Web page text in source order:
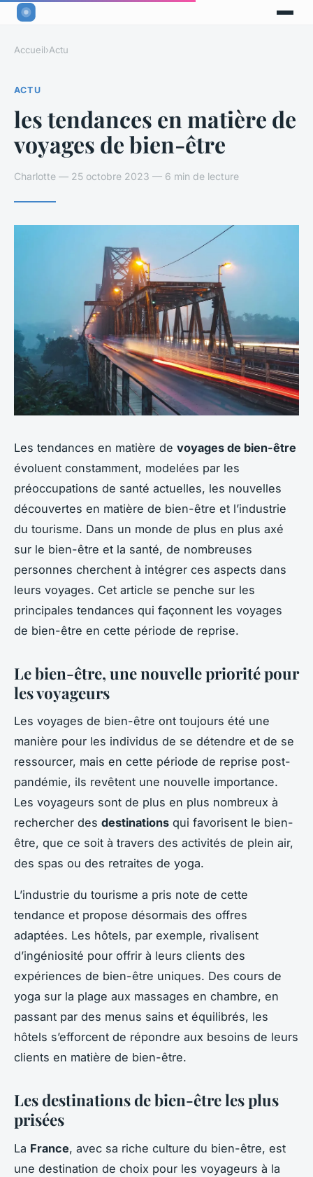
Accueil›Actu
ACTU
les tendances en matière de
voyages de bien-être
Charlotte — 25 octobre 2023 — 6 min de lecture
Les tendances en matière de voyages de bien-être
évoluent constamment, modelées par les
préoccupations de santé actuelles, les nouvelles
découvertes en matière de bien-être et l’industrie
du tourisme. Dans un monde de plus en plus axé
sur le bien-être et la santé, de nombreuses
personnes cherchent à intégrer ces aspects dans
leurs voyages. Cet article se penche sur les
principales tendances qui façonnent les voyages
de bien-être en cette période de reprise.
Le bien-être, une nouvelle priorité pour
les voyageurs
Les voyages de bien-être ont toujours été une
manière pour les individus de se détendre et de se
ressourcer, mais en cette période de reprise post-
pandémie, ils revêtent une nouvelle importance.
Les voyageurs sont de plus en plus nombreux à
rechercher des destinations qui favorisent le bien-
être, que ce soit à travers des activités de plein air,
des spas ou des retraites de yoga.
L’industrie du tourisme a pris note de cette
tendance et propose désormais des offres
adaptées. Les hôtels, par exemple, rivalisent
d’ingéniosité pour offrir à leurs clients des
expériences de bien-être uniques. Des cours de
yoga sur la plage aux massages en chambre, en
passant par des menus sains et équilibrés, les
hôtels s’efforcent de répondre aux besoins de leurs
clients en matière de bien-être.
Les destinations de bien-être les plus
prisées
La France, avec sa riche culture du bien-être, est
une destination de choix pour les voyageurs à la